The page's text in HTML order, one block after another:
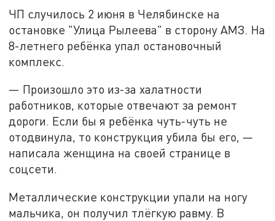
ЧП случилось 2 июня в Челябинске на
остановке "Улица Рылеева" в сторону АМЗ. На
8-летнего ребёнка упал остановочный
комплекс.
— Произошло это из-за халатности
работников, которые отвечают за ремонт
дороги. Если бы я ребёнка чуть-чуть не
отодвинула, то конструкция убила бы его, —
написала женщина на своей странице в
соцсети.
Металлические конструкции упали на ногу
мальчика, он получил тлёгкую равму. В